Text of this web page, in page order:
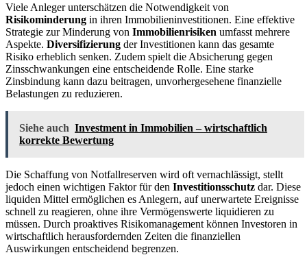
Viele Anleger unterschätzen die Notwendigkeit von
Risikominderung in ihren Immobilieninvestitionen. Eine effektive
Strategie zur Minderung von Immobilienrisiken umfasst mehrere
Aspekte. Diversifizierung der Investitionen kann das gesamte
Risiko erheblich senken. Zudem spielt die Absicherung gegen
Zinsschwankungen eine entscheidende Rolle. Eine starke
Zinsbindung kann dazu beitragen, unvorhergesehene finanzielle
Belastungen zu reduzieren.
Siehe auch Investment in Immobilien – wirtschaftlich
korrekte Bewertung
Die Schaffung von Notfallreserven wird oft vernachlässigt, stellt
jedoch einen wichtigen Faktor für den Investitionsschutz dar. Diese
liquiden Mittel ermöglichen es Anlegern, auf unerwartete Ereignisse
schnell zu reagieren, ohne ihre Vermögenswerte liquidieren zu
müssen. Durch proaktives Risikomanagement können Investoren in
wirtschaftlich herausfordernden Zeiten die finanziellen
Auswirkungen entscheidend begrenzen.